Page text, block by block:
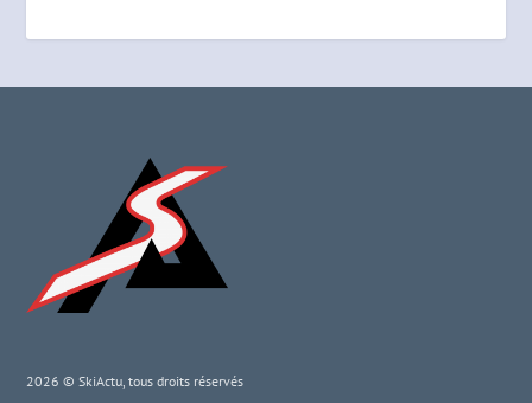
2026 © SkiActu, tous droits réservés